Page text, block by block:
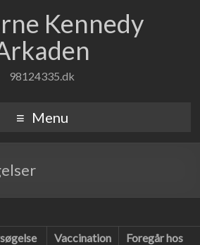
Kennedy
98124335.dk
Menu
Vaccination
Foregår hos